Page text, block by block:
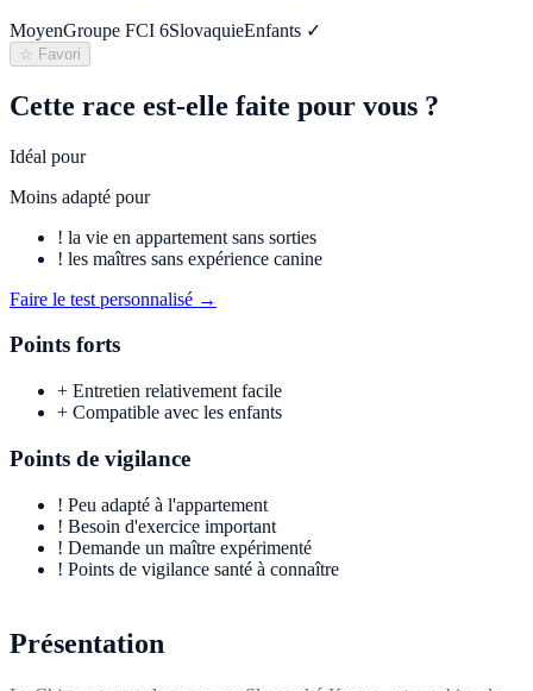
MoyenGroupe FCI 6SlovaquieEnfants ✓
☆ Favori
Cette race est-elle faite pour vous ?
Idéal pour
Moins adapté pour
! la vie en appartement sans sorties
! les maîtres sans expérience canine
Faire le test personnalisé →
Points forts
+ Entretien relativement facile
+ Compatible avec les enfants
Points de vigilance
! Peu adapté à l'appartement
! Besoin d'exercice important
! Demande un maître expérimenté
! Points de vigilance santé à connaître
Présentation